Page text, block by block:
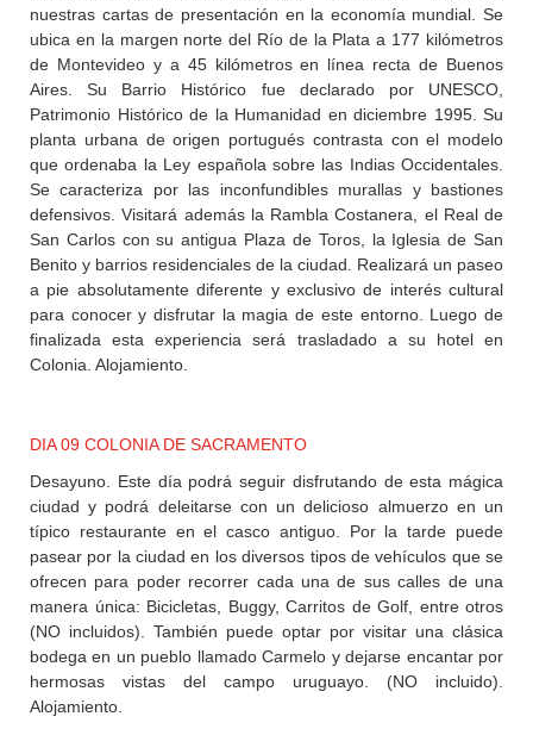
nuestras cartas de presentación en la economía mundial. Se
ubica en la margen norte del Río de la Plata a 177 kilómetros
de Montevideo y a 45 kilómetros en línea recta de Buenos
Aires. Su Barrio Histórico fue declarado por UNESCO,
Patrimonio Histórico de la Humanidad en diciembre 1995. Su
planta urbana de origen portugués contrasta con el modelo
que ordenaba la Ley española sobre las Indias Occidentales.
Se caracteriza por las inconfundibles murallas y bastiones
defensivos. Visitará además la Rambla Costanera, el Real de
San Carlos con su antigua Plaza de Toros, la Iglesia de San
Benito y barrios residenciales de la ciudad. Realizará un paseo
a pie absolutamente diferente y exclusivo de interés cultural
para conocer y disfrutar la magia de este entorno. Luego de
finalizada esta experiencia será trasladado a su hotel en
Colonia. Alojamiento.
DIA 09 COLONIA DE SACRAMENTO
Desayuno. Este día podrá seguir disfrutando de esta mágica
ciudad y podrá deleitarse con un delicioso almuerzo en un
típico restaurante en el casco antiguo. Por la tarde puede
pasear por la ciudad en los diversos tipos de vehículos que se
ofrecen para poder recorrer cada una de sus calles de una
manera única: Bicicletas, Buggy, Carritos de Golf, entre otros
(NO incluidos). También puede optar por visitar una clásica
bodega en un pueblo llamado Carmelo y dejarse encantar por
hermosas vistas del campo uruguayo. (NO incluido).
Alojamiento.